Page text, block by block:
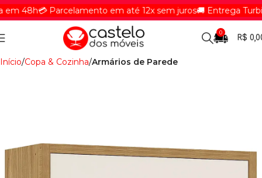
48h💳 Parcelamento em até 12x sem juros🚚 Entrega
0
R$
Início Copa & Cozinha Armários de Parede